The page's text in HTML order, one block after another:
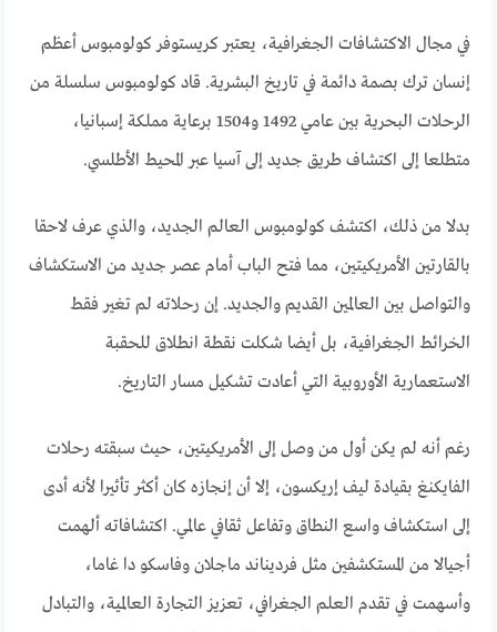
في مجال الاكتشافات الجغرافية، يعتبر كريستوفر كولومبوس أعظم
إنسان ترك بصمة دائمة في تاريخ البشرية. قاد كولومبوس سلسلة من
الرحلات البحرية بين عامي 1492 و1504 برعاية مملكة إسبانيا،
متطلعا إلى اكتشاف طريق جديد إلى آسيا عبر المحيط الأطلسي.
بدلا من ذلك، اكتشف كولومبوس العالم الجديد، والذي عرف لاحقا
بالقارتين الأمريكيتين، مما فتح الباب أمام عصر جديد من الاستكشاف
والتواصل بين العالمين القديم والجديد. إن رحلاته لم تغير فقط
الخرائط الجغرافية، بل أيضا شكلت نقطة انطلاق للحقبة
الاستعمارية الأوروبية التي أعادت تشكيل مسار التاريخ.
رغم أنه لم يكن أول من وصل إلى الأمريكيتين، حيث سبقته رحلات
الفايكنغ بقيادة ليف إريكسون، إلا أن إنجازه كان أكثر تأثيرا لأنه أدى
إلى استكشاف واسع النطاق وتفاعل ثقافي عالمي. اكتشافاته ألهمت
أجيالا من المستكشفين مثل فرديناند ماجلان وفاسكو دا غاما،
وأسهمت في تقدم العلم الجغرافي، تعزيز التجارة العالمية، والتبادل